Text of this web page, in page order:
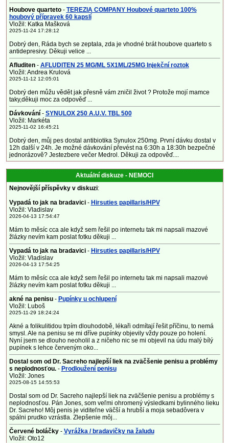
Houbove quarteto- TEREZIA COMPANY Houbové quarteto 100%
houbový přípravek 60 kapslí
Vložil: Katka Mašková
2025-11-24 17:28:12
Dobrý den, Ráda bych se zeptala, zda je vhodné brát houbove quarteto s
antidepresivy. Děkuji velice ...
Afluditen- AFLUDITEN 25 MG/ML 5X1ML/25MG Injekční roztok
Vložil: Andrea Krulová
2025-11-12 12:05:01
Dobrý den můžu vědět jak přesně vám zničil život ? Protože mojí mamce
taky,děkuji moc za odpověď ...
Dávkování - SYNULOX 250 A.U.V. TBL 500
Vložil: Markéta
2025-11-02 16:45:21
Dobrý den, můj pes dostal antibiotika Synulox 250mg. První dávku dostal v
12h další v 24h. Je možné dávkování převést na 6:30h a 18:30h bezpečné
jednorázově? Jestezbere večer Medrol. Děkuji za odpověď....
Aktuální diskuze - NEMOCI
Nejnovější příspěvky v diskuzi:
Vypadá to jak na bradavici - Hirsuties papillaris/HPV
Vložil: Vladislav
2026-04-13 17:54:47
Mám to měsíc cca ale když sem řešil po internetu tak mi napsali mazové
žlázky nevím kam poslat fotku děkuji ...
Vypadá to jak na bradavici - Hirsuties papillaris/HPV
Vložil: Vladislav
2026-04-13 17:54:25
Mám to měsíc cca ale když sem řešil po internetu tak mi napsali mazové
žlázky nevím kam poslat fotku děkuji ...
akné na penisu- Pupínky u ochlupení
Vložil: Luboš
2025-11-29 18:24:24
Akné a folikulitidou trpím dlouhodobě, lékaři odmítají řešit příčinu, to nemá
smysl. Ale na penisu se mi dříve pupínky objevily vždy pouze po holení.
Nyní jsem se dlouho neoholil a z ničeho nic se mi objevil na údu malý bílý
pupínek s lehce červeným oko...
Dostal som od Dr. Sacreho najlepší liek na zväčšenie penisu a problémy
s neplodnosťou.- Prodloužení penisu
Vložil: Jones
2025-08-15 14:55:53
Dostal som od Dr. Sacreho najlepší liek na zväčšenie penisu a problémy s
neplodnosťou. Pán Jones, som veľmi ohromený výsledkami bylinného lieku
Dr. Sacreho! Môj penis je viditeľne väčší a hrubší a moja sebadôvera v
spálni prudko vzrástla. Zlepšenie môj...
Červené boláčky - Vyrážka / bradavičky na žaludu
Vložil: Oto12